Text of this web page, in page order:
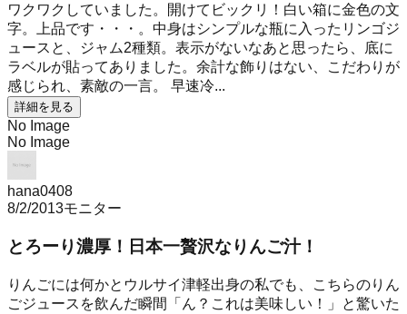
ワクワクしていました。開けてビックリ！白い箱に金色の文
字。上品です・・・。中身はシンプルな瓶に入ったリンゴジ
ュースと、ジャム2種類。表示がないなあと思ったら、底に
ラベルが貼ってありました。余計な飾りはない、こだわりが
感じられ、素敵の一言。 早速冷...
詳細を見る
No Image
No Image
hana0408
8/2/2013モニター
とろーり濃厚！日本一贅沢なりんご汁！
りんごには何かとウルサイ津軽出身の私でも、こちらのりん
ごジュースを飲んだ瞬間「ん？これは美味しい！」と驚いた